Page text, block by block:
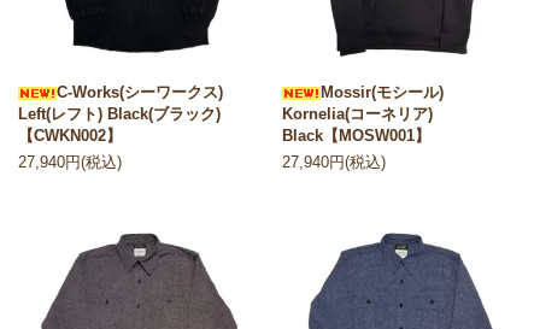
C-Works(シーワークス)
Left(レフト) Black(ブラック)
【CWKN002】
27,940円(税込)
Mossir(モシール)
Kornelia(コーネリア)
Black【MOSW001】
27,940円(税込)